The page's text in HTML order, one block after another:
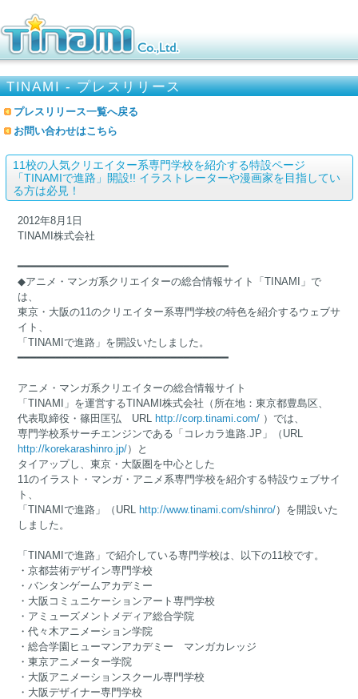
TINAMI - プレスリリース
プレスリリース一覧へ戻る
お問い合わせはこちら
11校の人気クリエイター系専門学校を紹介する特設ページ
「TINAMIで進路」開設!! イラストレーターや漫画家を目指してい
る方は必見！
2012年8月1日
TINAMI株式会社
━━━━━━━━━━━━━━━━━━━━━━━━━━━━━━━━━
◆アニメ・マンガ系クリエイターの総合情報サイト「TINAMI」で
は、
東京・大阪の11のクリエイター系専門学校の特色を紹介するウェブサ
イト、
「TINAMIで進路」を開設いたしました。
━━━━━━━━━━━━━━━━━━━━━━━━━━━━━━━━━
アニメ・マンガ系クリエイターの総合情報サイト
「TINAMI」を運営するTINAMI株式会社（所在地：東京都豊島区、
代表取締役・篠田匡弘 URL
http://corp.tinami.com/）では、
専門学校系サーチエンジンである「コレカラ進路.JP」（URL
http://korekarashinro.jp/）と
タイアップし、東京・大阪圏を中心とした
11のイラスト・マンガ・アニメ系専門学校を紹介する特設ウェブサイ
ト、
「TINAMIで進路」（URL
http://www.tinami.com/shinro/）を開設いた
しました。
「TINAMIで進路」で紹介している専門学校は、以下の11校です。
・京都芸術デザイン専門学校
・バンタンゲームアカデミー
・大阪コミュニケーションアート専門学校
・アミューズメントメディア総合学院
・代々木アニメーション学院
・総合学園ヒューマンアカデミー マンガカレッジ
・東京アニメーター学院
・大阪アニメーションスクール専門学校
・大阪デザイナー専門学校